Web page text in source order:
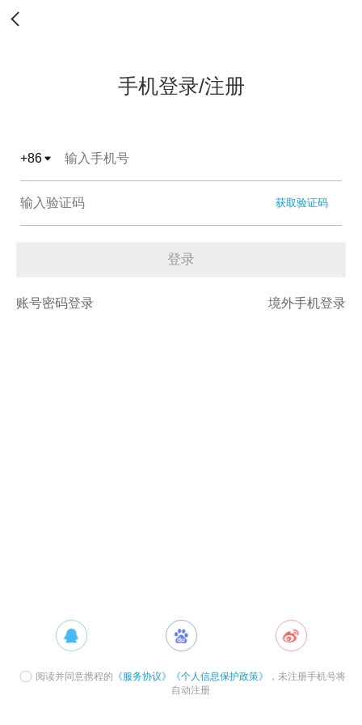
手机登录/注册
+86
获取验证码
登录
账号密码登录 境外手机登录
阅读并同意携程的 《服务协议》 《个人信息保护政策》
，未注册手机号将
自动注册